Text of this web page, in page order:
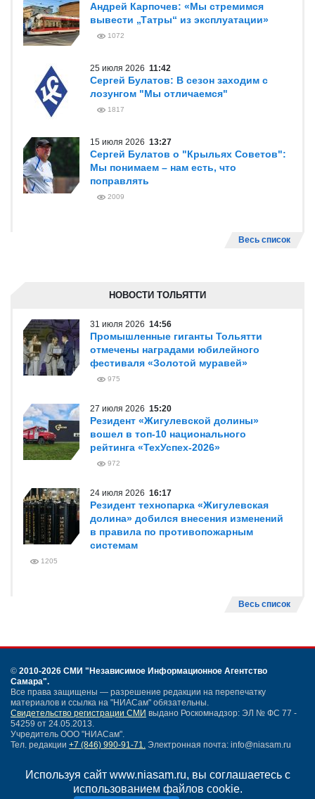
Используя сайт www.niasam.ru, вы соглашаетесь с
использованием файлов cookie.
Андрей Карпочев: «Мы стремимся
вывести „Татры“ из эксплуатации»
1072
25 июля 2026 11:42
Сергей Булатов: В сезон заходим с
лозунгом "Мы отличаемся"
1817
15 июля 2026 13:27
Сергей Булатов о "Крыльях Советов":
Мы понимаем – нам есть, что
поправлять
2009
Весь список
НОВОСТИ ТОЛЬЯТТИ
31 июля 2026 14:56
Промышленные гиганты Тольятти
отмечены наградами юбилейного
фестиваля «Золотой муравей»
975
27 июля 2026 15:20
Резидент «Жигулевской долины»
вошел в топ-10 национального
рейтинга «ТехУспех-2026»
972
24 июля 2026 16:17
Резидент технопарка «Жигулевская
долина» добился внесения изменений
в правила по противопожарным
системам
1205
Весь список
© 2010-2026 СМИ "Независимое Информационное Агентство
Самара".
Все права защищены — разрешение редакции на перепечатку
материалов и ссылка на "НИАСам" обязательны.
Свидетельство регистрации СМИ выдано Роскомнадзор: ЭЛ № ФС 77 -
54259 от 24.05.2013.
Учредитель ООО "НИАСам".
Тел. редакции +7 (846) 990-91-71. Электронная почта: info@niasam.ru
Карта сайта
Нашли ошибку?